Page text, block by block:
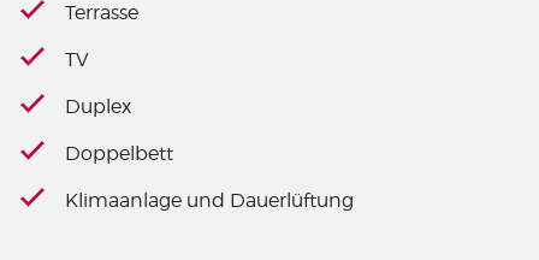
Terrasse
TV
Duplex
Doppelbett
Klimaanlage und Dauerlüftung